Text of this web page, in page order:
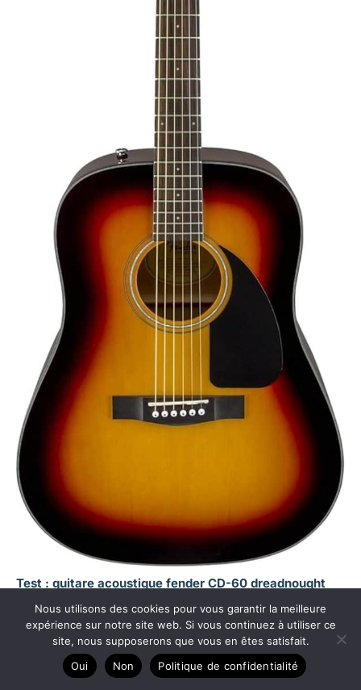
Test : guitare acoustique fender CD-60 dreadnought
V3, le son marron à découvrir
Nous utilisons des cookies pour vous garantir la meilleure
expérience sur notre site web. Si vous continuez à utiliser ce
site, nous supposerons que vous en êtes satisfait.
Oui
Non Politique de confidentialité